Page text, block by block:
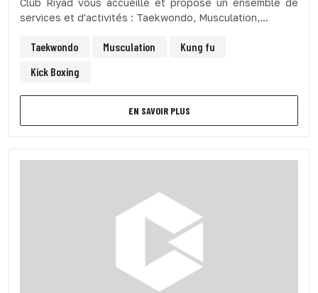
services et d'activités : Taekwondo, Musculation,...
Taekwondo Musculation
Kung fu
Kick Boxing
EN SAVOIR PLUS